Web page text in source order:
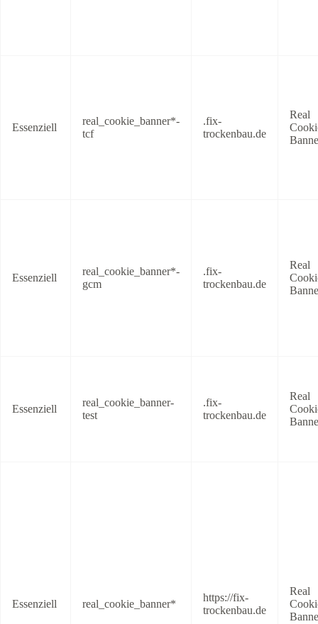
Essenziell
real_cookie_banner*-
tcf
.fix-
trockenbau.de
Real
Essenziell
real_cookie_banner*-
gcm
.fix-
trockenbau.de
Real
Essenziell
real_cookie_banner-
test
.fix-
trockenbau.de
Real
Essenziell real_cookie_banner*
https://fix-
trockenbau.de
Real